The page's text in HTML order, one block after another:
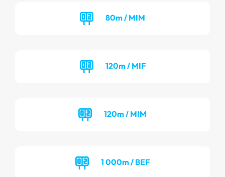
80m / MIM
120m / MIF
120m / MIM
1 000m / BEF